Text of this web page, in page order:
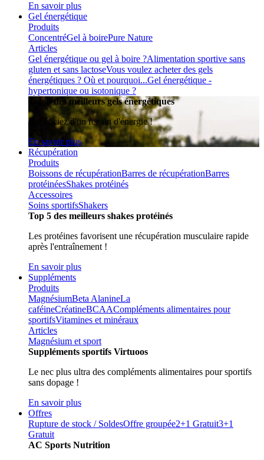
En savoir plus
Gel énergétique
Produits
ConcentréGel à boirePure Nature
Articles
Gel énergétique ou gel à boire ?Alimentation sportive sans
gluten et sans lactoseVous voulez acheter des gels
énergétiques ? Où et pourquoi...Gel énergétique -
hypertonique ou isotonique ?
Top 5 des meilleurs gels énergétiques
Bénéficiez d'un regain d'énergie !
En savoir plus
Récupération
Produits
Boissons de récupérationBarres de récupérationBarres
protéinéesShakes protéinés
Accessoires
Soins sportifsShakers
Top 5 des meilleurs shakes protéinés
Les protéines favorisent une récupération musculaire rapide
après l'entraînement !
En savoir plus
Suppléments
Produits
MagnésiumBeta AlanineLa
caféineCréatineBCAACompléments alimentaires pour
sportifsVitamines et minéraux
Articles
Magnésium et sport
Suppléments sportifs Virtuoos
Le nec plus ultra des compléments alimentaires pour sportifs
sans dopage !
En savoir plus
Offres
Rupture de stock / SoldesOffre groupée2+1 Gratuit3+1
Gratuit
AC Sports Nutrition